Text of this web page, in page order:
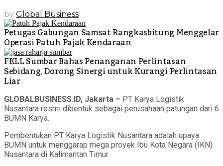
by Global Business
Petugas Gabungan Samsat Rangkasbitung Menggelar
Operasi Patuh Pajak Kendaraan
FKLL Sumbar Bahas Penanganan Perlintasan
Sebidang, Dorong Sinergi untuk Kurangi Perlintasan
Liar
GLOBALBUSINESS.ID, Jakarta – PT Karya Logistik
Nusantara resmi dibentuk sebagai perusahaan patungan dari 6
BUMN Karya.
Pembentukan PT Karya Logistik Nusantara adalah upaya
BUMN untuk menggarap mega proyek Ibu Kota Negara (IKN)
Nusantara di Kalimantan Timur.